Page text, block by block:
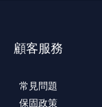
顧客服務
常見問題
保固政策